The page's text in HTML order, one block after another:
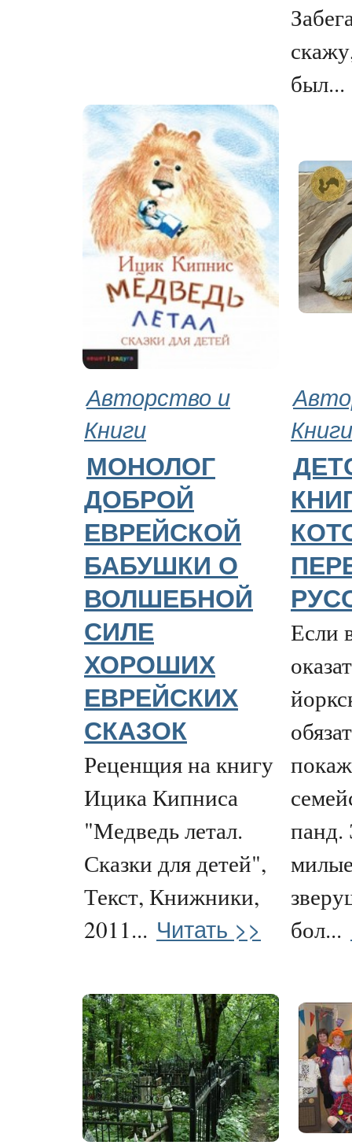
был...
Авторство и
Книги
Книги
МОНОЛОГ
ДОБРОЙ
ЕВРЕЙСКОЙ
БАБУШКИ О
ВОЛШЕБНОЙ
СИЛЕ
ХОРОШИХ
ЕВРЕЙСКИХ
СКАЗОК
Реценщия на книгу
Ицика Кипниса
"Медведь летал.
Сказки для детей",
Текст, Книжники,
2011... Читать >>
Если
панд.
бол...